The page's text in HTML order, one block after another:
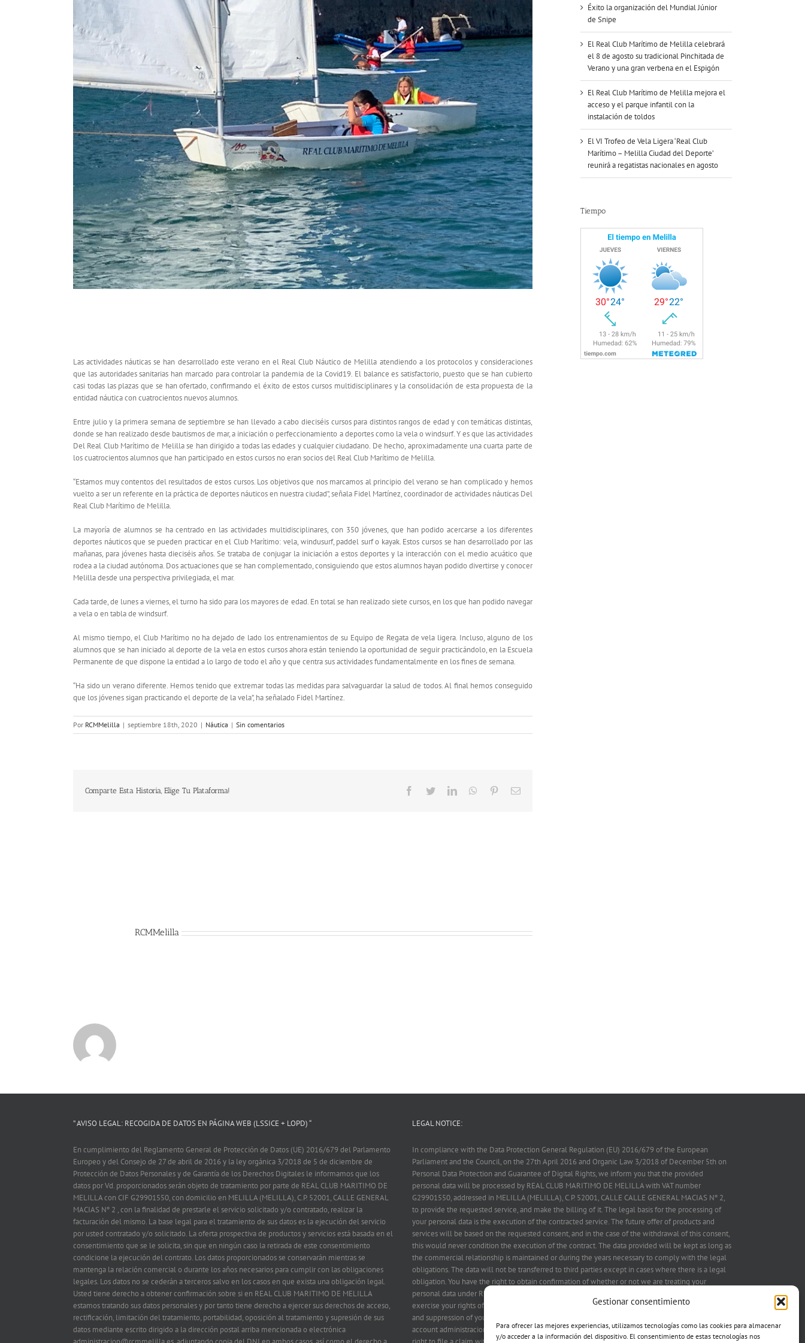
Gestionar consentimiento
Para ofrecer las mejores experiencias, utilizamos tecnologías como las cookies para almacenar
y/o acceder a la información del dispositivo. El consentimiento de estas tecnologías nos
Las actividades náuticas se han desarrollado este verano en el Real Club Náutico de Melilla atendiendo a los protocolos y consideraciones
que las autoridades sanitarias han marcado para controlar la pandemia de la Covid19. El balance es satisfactorio, puesto que se han cubierto
casi todas las plazas que se han ofertado, confirmando el éxito de estos cursos multidisciplinares y la consolidación de esta propuesta de la
entidad náutica con cuatrocientos nuevos alumnos.
Entre julio y la primera semana de septiembre se han llevado a cabo dieciséis cursos para distintos rangos de edad y con temáticas distintas,
donde se han realizado desde bautismos de mar, a iniciación o perfeccionamiento a deportes como la vela o windsurf. Y es que las actividades
Del Real Club Marítimo de Melilla se han dirigido a todas las edades y cualquier ciudadano. De hecho, aproximadamente una cuarta parte de
los cuatrocientos alumnos que han participado en estos cursos no eran socios del Real Club Marítimo de Melilla.
“Estamos muy contentos del resultados de estos cursos. Los objetivos que nos marcamos al principio del verano se han complicado y hemos
vuelto a ser un referente en la práctica de deportes náuticos en nuestra ciudad”, señala Fidel Martínez, coordinador de actividades náuticas Del
Real Club Marítimo de Melilla.
La mayoría de alumnos se ha centrado en las actividades multidisciplinares, con 350 jóvenes, que han podido acercarse a los diferentes
deportes náuticos que se pueden practicar en el Club Marítimo: vela, windusurf, paddel surf o kayak. Estos cursos se han desarrollado por las
mañanas, para jóvenes hasta dieciséis años. Se trataba de conjugar la iniciación a estos deportes y la interacción con el medio acuático que
rodea a la ciudad autónoma. Dos actuaciones que se han complementado, consiguiendo que estos alumnos hayan podido divertirse y conocer
Melilla desde una perspectiva privilegiada, el mar.
Cada tarde, de lunes a viernes, el turno ha sido para los mayores de edad. En total se han realizado siete cursos, en los que han podido navegar
a vela o en tabla de windsurf.
Al mismo tiempo, el Club Marítimo no ha dejado de lado los entrenamientos de su Equipo de Regata de vela ligera. Incluso, alguno de los
alumnos que se han iniciado al deporte de la vela en estos cursos ahora están teniendo la oportunidad de seguir practicándolo, en la Escuela
Permanente de que dispone la entidad a lo largo de todo el año y que centra sus actividades fundamentalmente en los fines de semana.
“Ha sido un verano diferente. Hemos tenido que extremar todas las medidas para salvaguardar la salud de todos. Al final hemos conseguido
que los jóvenes sigan practicando el deporte de la vela”, ha señalado Fidel Martínez.
Por RCMMelilla | septiembre 18th, 2020 | Náutica | Sin comentarios
Comparte Esta Historia, Elige Tu Plataforma! Facebook
TwitterLinkedInWhatsApp
PinterestCorreo
RCMMelilla
Éxito la organización del Mundial Júnior
de Snipe
El Real Club Marítimo de Melilla celebrará
el 8 de agosto su tradicional Pinchitada de
Verano y una gran verbena en el Espigón
El Real Club Marítimo de Melilla mejora el
acceso y el parque infantil con la
instalación de toldos
El VI Trofeo de Vela Ligera ‘Real Club
Marítimo – Melilla Ciudad del Deporte’
reunirá a regatistas nacionales en agosto
Tiempo
” AVISO LEGAL: RECOGIDA DE DATOS EN PÁGINA WEB (LSSICE + LOPD) “
En cumplimiento del Reglamento General de Protección de Datos (UE) 2016/679 del Parlamento
Europeo y del Consejo de 27 de abril de 2016 y la ley orgánica 3/2018 de 5 de diciembre de
Protección de Datos Personales y de Garantía de los Derechos Digitales le informamos que los
datos por Vd. proporcionados serán objeto de tratamiento por parte de REAL CLUB MARITIMO DE
MELILLA con CIF G29901550, con domicilio en MELILLA (MELILLA), C.P. 52001, CALLE GENERAL
MACIAS Nº 2 , con la finalidad de prestarle el servicio solicitado y/o contratado, realizar la
facturación del mismo. La base legal para el tratamiento de sus datos es la ejecución del servicio
por usted contratado y/o solicitado. La oferta prospectiva de productos y servicios está basada en el
consentimiento que se le solicita, sin que en ningún caso la retirada de este consentimiento
condicione la ejecución del contrato. Los datos proporcionados se conservarán mientras se
mantenga la relación comercial o durante los años necesarios para cumplir con las obligaciones
legales. Los datos no se cederán a terceros salvo en los casos en que exista una obligación legal.
Usted tiene derecho a obtener confirmación sobre si en REAL CLUB MARITIMO DE MELILLA
estamos tratando sus datos personales y por tanto tiene derecho a ejercer sus derechos de acceso,
rectificación, limitación del tratamiento, portabilidad, oposición al tratamiento y supresión de sus
datos mediante escrito dirigido a la dirección postal arriba mencionada o electrónica
LEGAL NOTICE:
In compliance with the Data Protection General Regulation (EU) 2016/679 of the European
Parliament and the Council, on the 27th April 2016 and Organic Law 3/2018 of December 5th on
Personal Data Protection and Guarantee of Digital Rights, we inform you that the provided
personal data will be processed by REAL CLUB MARITIMO DE MELILLA with VAT number
G29901550, addressed in MELILLA (MELILLA), C.P. 52001, CALLE CALLE GENERAL MACIAS Nº 2,
to provide the requested service, and make the billing of it. The legal basis for the processing of
your personal data is the execution of the contracted service. The future offer of products and
services will be based on the requested consent, and in the case of the withdrawal of this consent,
this would never condition the execution of the contract. The data provided will be kept as long as
the commercial relationship is maintained or during the years necessary to comply with the legal
obligations. The data will not be transferred to third parties except in cases where there is a legal
obligation. You have the right to obtain confirmation of whether or not we are treating your
personal data under REAL CLUB MARITIMO DE MELILLA and therefore you have the right to
exercise your rights of access, rectification, treatment limitation, portability, opposition to treatment
and suppression of your data by writing to the address postal mentioned above or electronic
account administracion@rcmmelilla.es attached mail copy of the ID in both cases, as well as the